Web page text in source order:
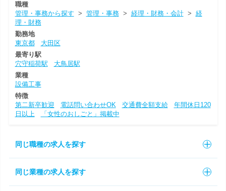
職種
管理・事務から探す > 管理・事務> 経理・財務・会計> 経
理・財務
勤務地
東京都
大田区
最寄り駅
穴守稲荷駅
大鳥居駅
業種
設備工事
特徴
第二新卒歓迎
電話問い合わせOK 交通費全額支給
年間休日120
日以上
「女性のおしごと」掲載中
同じ職種の求人を探す
同じ業種の求人を探す